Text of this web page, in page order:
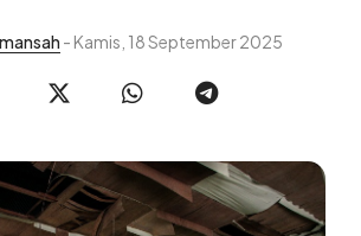
- Kamis, 18 September 2025